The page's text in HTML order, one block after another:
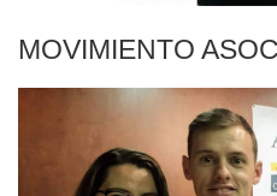
Privacidad y
Mapa
Avisos
MOVIMIENTO